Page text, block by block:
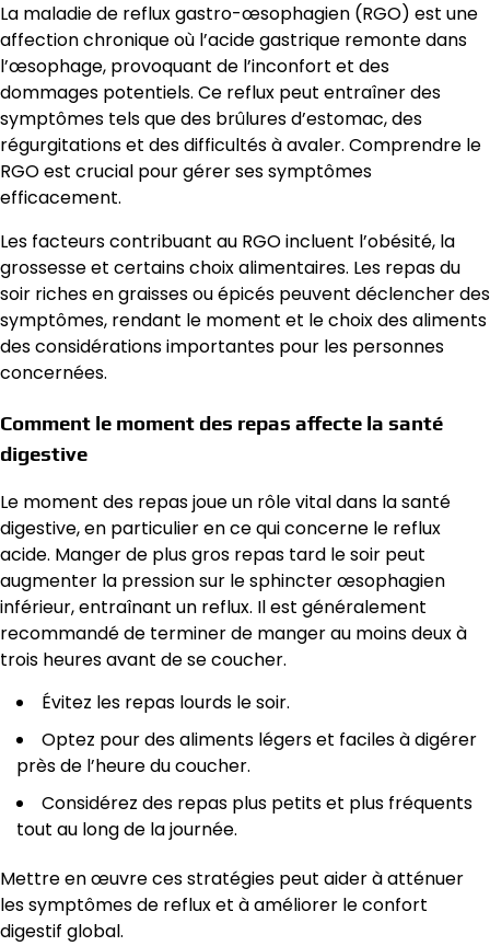
La maladie de reflux gastro-œsophagien (RGO) est une
affection chronique où l’acide gastrique remonte dans
l’œsophage, provoquant de l’inconfort et des
dommages potentiels. Ce reflux peut entraîner des
symptômes tels que des brûlures d’estomac, des
régurgitations et des difficultés à avaler. Comprendre le
RGO est crucial pour gérer ses symptômes
efficacement.
Les facteurs contribuant au RGO incluent l’obésité, la
grossesse et certains choix alimentaires. Les repas du
soir riches en graisses ou épicés peuvent déclencher des
symptômes, rendant le moment et le choix des aliments
des considérations importantes pour les personnes
concernées.
Comment le moment des repas affecte la santé
digestive
Le moment des repas joue un rôle vital dans la santé
digestive, en particulier en ce qui concerne le reflux
acide. Manger de plus gros repas tard le soir peut
augmenter la pression sur le sphincter œsophagien
inférieur, entraînant un reflux. Il est généralement
recommandé de terminer de manger au moins deux à
trois heures avant de se coucher.
Évitez les repas lourds le soir.
Optez pour des aliments légers et faciles à digérer
près de l’heure du coucher.
Considérez des repas plus petits et plus fréquents
tout au long de la journée.
Mettre en œuvre ces stratégies peut aider à atténuer
les symptômes de reflux et à améliorer le confort
digestif global.